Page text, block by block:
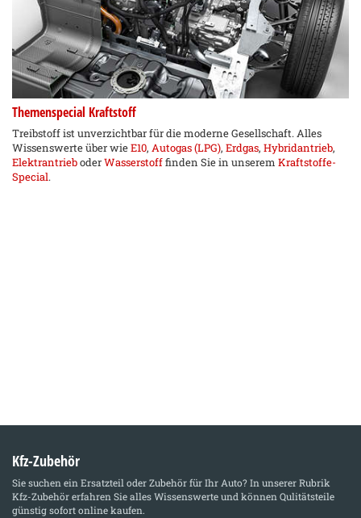
Themenspecial Kraftstoff
Treibstoff ist unverzichtbar für die moderne Gesellschaft. Alles
Wissenswerte über wieE10, Autogas (LPG), Erdgas, Hybridantrieb,
ElektrantrieboderWasserstofffinden Sie in unserem Kraftstoffe-
Special.
Kfz-Zubehör
Sie suchen ein Ersatzteil oder Zubehör für Ihr Auto? In unserer Rubrik
Kfz-Zubehörerfahren Sie alles Wissenswerte und können Qulitätsteile
günstig sofort online kaufen.